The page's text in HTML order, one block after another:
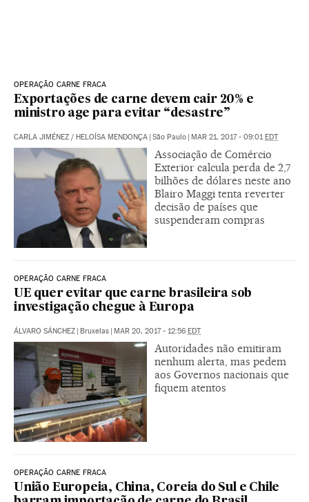
OPERAÇÃO CARNE FRACA
Exportações de carne devem cair 20% e
ministro age para evitar “desastre”
CARLA JIMÉNEZ / HELOÍSA MENDONÇA | São Paulo | MAR 21, 2017 - 09:01EDT
Associação de Comércio
Exterior calcula perda de 2,7
bilhões de dólares neste ano
Blairo Maggi tenta reverter
decisão de países que
suspenderam compras
OPERAÇÃO CARNE FRACA
UE quer evitar que carne brasileira sob
investigação chegue à Europa
ÁLVARO SÁNCHEZ | Bruxelas | MAR 20, 2017 - 12:56 EDT
Autoridades não emitiram
nenhum alerta, mas pedem
aos Governos nacionais que
fiquem atentos
OPERAÇÃO CARNE FRACA
União Europeia, China, Coreia do Sul e Chile